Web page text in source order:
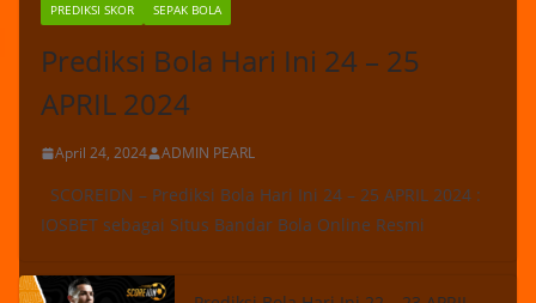
PREDIKSI SKOR SEPAK BOLA
Prediksi Bola Hari Ini 24 – 25
APRIL 2024
April 24, 2024 ADMIN PEARL
SCOREIDN – Prediksi Bola Hari Ini 24 – 25 APRIL 2024 :
IOSBET sebagai Situs Bandar Bola Online Resmi